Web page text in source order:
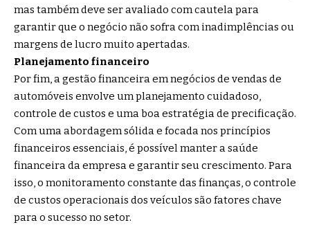
mas também deve ser avaliado com cautela para
garantir que o negócio não sofra com inadimplências ou
margens de lucro muito apertadas.
Planejamento financeiro
Por fim, a gestão financeira em negócios de vendas de
automóveis envolve um planejamento cuidadoso,
controle de custos e uma boa estratégia de precificação.
Com uma abordagem sólida e focada nos princípios
financeiros essenciais, é possível manter a saúde
financeira da empresa e garantir seu crescimento. Para
isso, o monitoramento constante das finanças, o controle
de custos operacionais dos veículos são fatores chave
para o sucesso no setor.